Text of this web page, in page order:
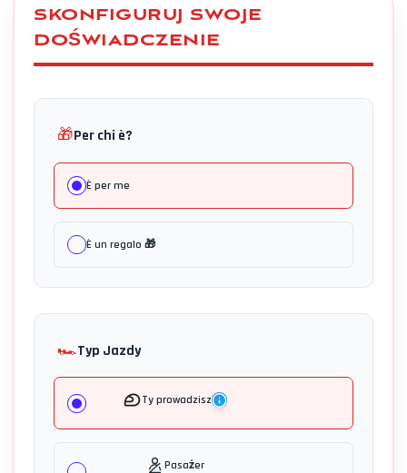
SKONFIGURUJ SWOJE
DOŚWIADCZENIE
🎁Per chi è?
È per me
È un regalo 🎁
🏎️Typ Jazdy
Ty prowadzisz
Pasażer